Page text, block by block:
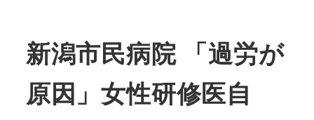
新潟市民病院 「過労が
原因」女性研修医自